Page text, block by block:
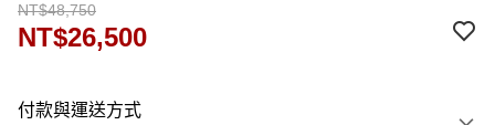
NT$48,750
NT$26,500
付款與運送方式